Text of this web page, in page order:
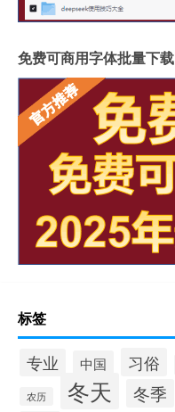
免费可商用字体批量下载
标签
专业 中国 习俗
农历 冬天 冬季